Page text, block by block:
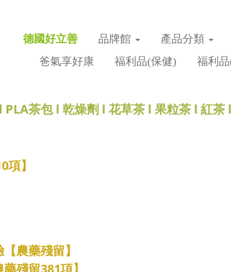
德國好立善 品牌館 產品分類
爸氣享好康
福利品(保健) 福利
PLA茶包l 乾燥劑 l 花草茶 l 果粒茶 l 紅茶 l
】
農藥殘留】
殘留381項】